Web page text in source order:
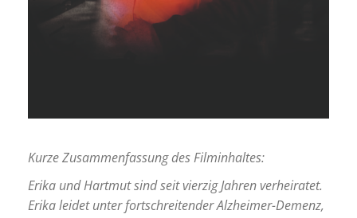
Kurze Zusammenfassung des Filminhaltes:
Erika und Hartmut sind seit vierzig Jahren verheiratet.
Erika leidet unter fortschreitender Alzheimer-Demenz,